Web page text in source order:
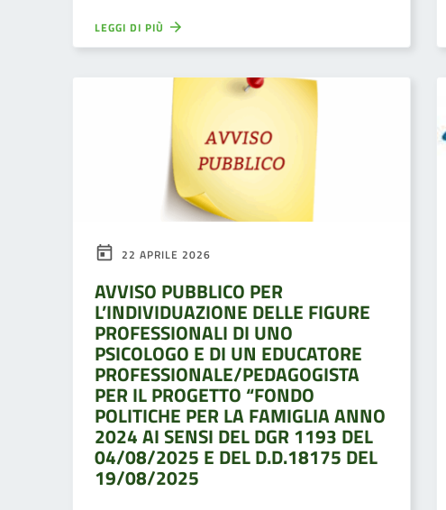
LEGGI DI PIÙ
22 APRILE 2026
AVVISO PUBBLICO PER
L’INDIVIDUAZIONE DELLE FIGURE
PROFESSIONALI DI UNO
PSICOLOGO E DI UN EDUCATORE
PROFESSIONALE/PEDAGOGISTA
PER IL PROGETTO “FONDO
POLITICHE PER LA FAMIGLIA ANNO
2024 AI SENSI DEL DGR 1193 DEL
04/08/2025 E DEL D.D.18175 DEL
19/08/2025